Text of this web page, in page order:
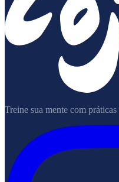
Treine sua mente com